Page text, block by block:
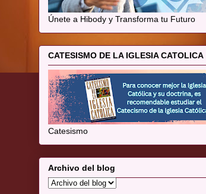
Únete a Hibody y Transforma tu Futuro
CATESISMO DE LA IGLESIA CATOLICA
Catesismo
Archivo del blog